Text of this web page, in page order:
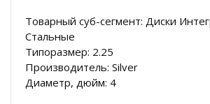
Товарный суб-сегмент: Диски
Стальные
Типоразмер: 2.25
Производитель: Silver
Диаметр, дюйм: 4